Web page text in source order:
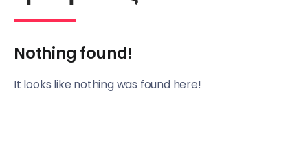
Nothing found!
It looks like nothing was found here!